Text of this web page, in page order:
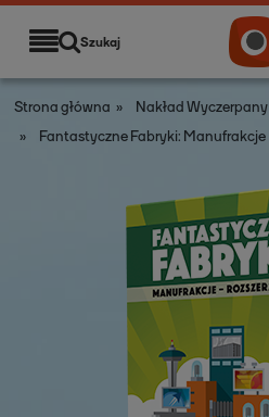
Szukaj
Strona główna »
Nakład Wyczerpany
»
Fantastyczne Fabryki: Manufrakcje